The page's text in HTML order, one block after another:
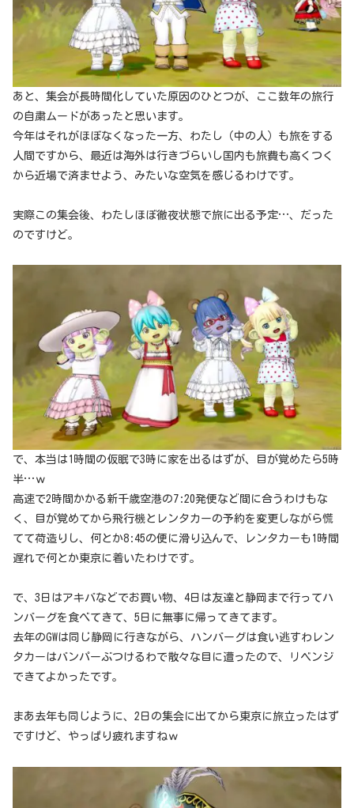
あと、集会が長時間化していた原因のひとつが、ここ数年の旅行
の自粛ムードがあったと思います。
今年はそれがほぼなくなった一方、わたし（中の人）も旅をする
人間ですから、最近は海外は行きづらいし国内も旅費も高くつく
から近場で済ませよう、みたいな空気を感じるわけです。
実際この集会後、わたしほぼ徹夜状態で旅に出る予定…、だった
のですけど。
で、本当は1時間の仮眠で3時に家を出るはずが、目が覚めたら5時
半…ｗ
高速で2時間かかる新千歳空港の7:20発便など間に合うわけもな
く、目が覚めてから飛行機とレンタカーの予約を変更しながら慌
てて荷造りし、何とか8:45の便に滑り込んで、レンタカーも1時間
遅れで何とか東京に着いたわけです。
で、3日はアキバなどでお買い物、4日は友達と静岡まで行ってハ
ンバーグを食べてきて、5日に無事に帰ってきてます。
去年のGWは同じ静岡に行きながら、ハンバーグは食い逃すわレン
タカーはバンパーぶつけるわで散々な目に遭ったので、リベンジ
できてよかったです。
まあ去年も同じように、2日の集会に出てから東京に旅立ったはず
ですけど、やっぱり疲れますねｗ